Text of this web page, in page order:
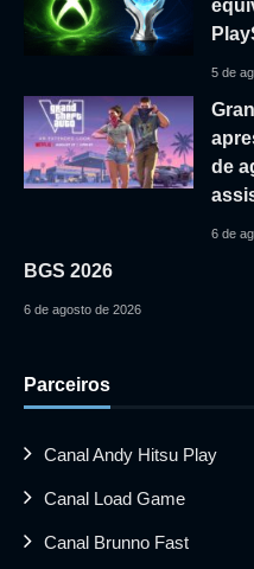
5 de
de
6 de
BGS 2026
6 de agosto de 2026
Parceiros
Canal Andy Hitsu Play
Canal Load Game
Canal Brunno Fast